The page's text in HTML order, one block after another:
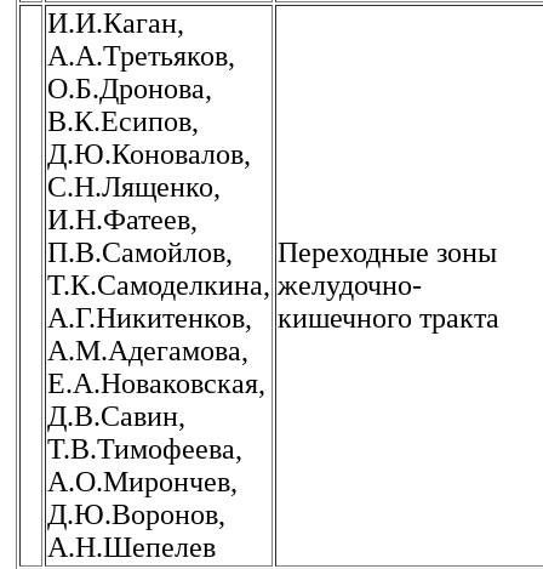
И.И.Каган,
А.А.Третьяков,
О.Б.Дронова,
В.К.Есипов,
Д.Ю.Коновалов,
С.Н.Лященко,
И.Н.Фатеев,
П.В.Самойлов,
Т.К.Самоделкина,
А.Г.Никитенков,
А.М.Адегамова,
Е.А.Новаковская,
Д.В.Савин,
Т.В.Тимофеева,
А.О.Мирончев,
Д.Ю.Воронов,
А.Н.Шепелев
Переходные зоны
желудочно-
кишечного тракта